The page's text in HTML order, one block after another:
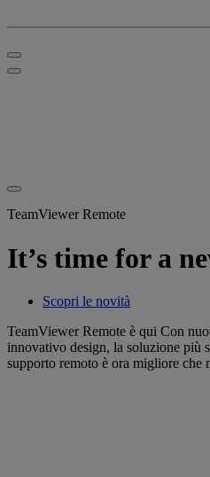
TeamViewer Remote
It’s time for a
Scopri le novità
TeamViewer Remote è qui Con
innovativo design, la soluzione più
supporto remoto è ora migliore che